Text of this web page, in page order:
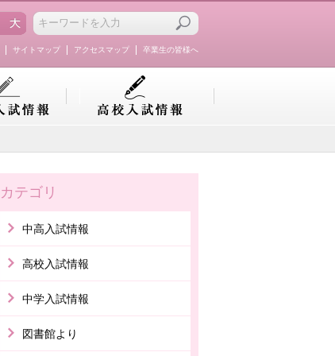
卒業生の皆様へ
アクセスマップ
サイトマップ
カテゴリ
中高入試情報
高校入試情報
中学入試情報
図書館より